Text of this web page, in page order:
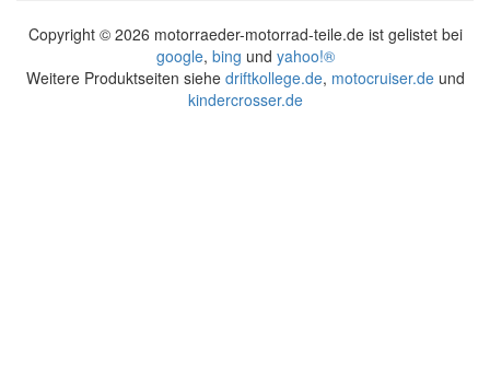
Copyright © 2026 motorraeder-motorrad-teile.de ist gelistet bei
google, bing und yahoo!®
Weitere Produktseiten siehe driftkollege.de, motocruiser.deund
kindercrosser.de